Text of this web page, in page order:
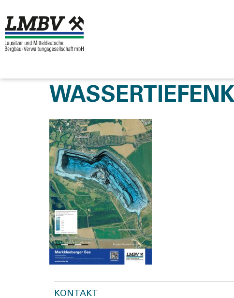
KONTAKT